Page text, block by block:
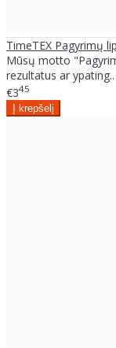
TimeTEX Pagyrimų
Mūsų motto
rezultatus ar ypating..
€345